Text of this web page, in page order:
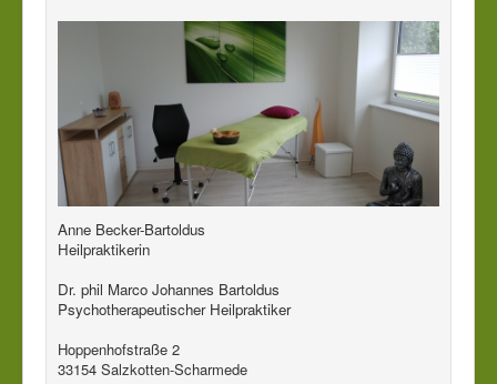
Anne Becker-Bartoldus
Heilpraktikerin
Dr. phil Marco Johannes Bartoldus
Psychotherapeutischer Heilpraktiker
Hoppenhofstraße 2
33154 Salzkotten-Scharmede